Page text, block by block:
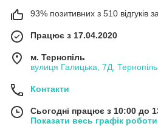
93% позитивних з 510 відгуків
Працює з 17.04.2020
м. Тернопіль
вулиця Галицька, 7Д,
Контакти
Сьогодні працює з 10:00 до
Показати весь графік роботи